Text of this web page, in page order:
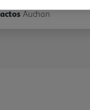
Auchan